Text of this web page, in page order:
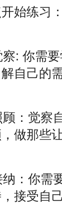
始练习：
: 你需
解自己的
：觉察
做那些
：你需
接受自